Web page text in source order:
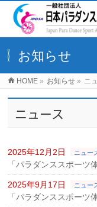
お知らせ
HOME » お知らせ » ニ
ニュース
2025年12月2日 ニュー
「パラダンススポーツ
2025年9月17日 ニュー
「パラダンススポーツ